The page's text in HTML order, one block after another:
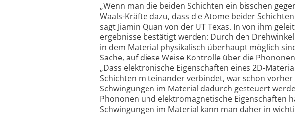
„Wenn man die beiden Schichten ein bisschen
Waals-Kräfte dazu, dass die Atome beider
sagt Jiamin Quan von der UT Texas. In von ihm
ergebnisse bestätigt werden: Durch den
in dem Material physikalisch überhaupt möglich
Sache, auf diese Weise Kontrolle über die
„Dass elektronische Eigen­schaften eines 2D-
Schichten miteinander verbindet, war schon
Schwingungen im Material dadurch gesteuert
Phononen und elektro­magnetische Eigen­schaften
Schwingungen im Material kann man daher in